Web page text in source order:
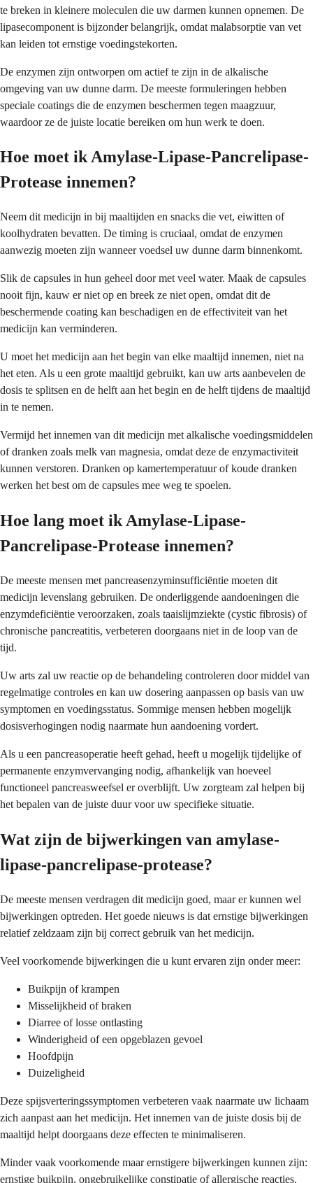
te breken in kleinere moleculen die uw darmen kunnen opnemen. De
lipasecomponent is bijzonder belangrijk, omdat malabsorptie van vet
kan leiden tot ernstige voedingstekorten.
De enzymen zijn ontworpen om actief te zijn in de alkalische
omgeving van uw dunne darm. De meeste formuleringen hebben
speciale coatings die de enzymen beschermen tegen maagzuur,
waardoor ze de juiste locatie bereiken om hun werk te doen.
Hoe moet ik Amylase-Lipase-Pancrelipase-
Protease innemen?
Neem dit medicijn in bij maaltijden en snacks die vet, eiwitten of
koolhydraten bevatten. De timing is cruciaal, omdat de enzymen
aanwezig moeten zijn wanneer voedsel uw dunne darm binnenkomt.
Slik de capsules in hun geheel door met veel water. Maak de capsules
nooit fijn, kauw er niet op en breek ze niet open, omdat dit de
beschermende coating kan beschadigen en de effectiviteit van het
medicijn kan verminderen.
U moet het medicijn aan het begin van elke maaltijd innemen, niet na
het eten. Als u een grote maaltijd gebruikt, kan uw arts aanbevelen de
dosis te splitsen en de helft aan het begin en de helft tijdens de maaltijd
in te nemen.
Vermijd het innemen van dit medicijn met alkalische voedingsmiddelen
of dranken zoals melk van magnesia, omdat deze de enzymactiviteit
kunnen verstoren. Dranken op kamertemperatuur of koude dranken
werken het best om de capsules mee weg te spoelen.
Hoe lang moet ik Amylase-Lipase-
Pancrelipase-Protease innemen?
De meeste mensen met pancreasenzyminsufficiëntie moeten dit
medicijn levenslang gebruiken. De onderliggende aandoeningen die
enzymdeficiëntie veroorzaken, zoals taaislijmziekte (cystic fibrosis) of
chronische pancreatitis, verbeteren doorgaans niet in de loop van de
tijd.
Uw arts zal uw reactie op de behandeling controleren door middel van
regelmatige controles en kan uw dosering aanpassen op basis van uw
symptomen en voedingsstatus. Sommige mensen hebben mogelijk
dosisverhogingen nodig naarmate hun aandoening vordert.
Als u een pancreasoperatie heeft gehad, heeft u mogelijk tijdelijke of
permanente enzymvervanging nodig, afhankelijk van hoeveel
functioneel pancreasweefsel er overblijft. Uw zorgteam zal helpen bij
het bepalen van de juiste duur voor uw specifieke situatie.
Wat zijn de bijwerkingen van amylase-
lipase-pancrelipase-protease?
De meeste mensen verdragen dit medicijn goed, maar er kunnen wel
bijwerkingen optreden. Het goede nieuws is dat ernstige bijwerkingen
relatief zeldzaam zijn bij correct gebruik van het medicijn.
Veel voorkomende bijwerkingen die u kunt ervaren zijn onder meer:
Buikpijn of krampen
Misselijkheid of braken
Diarree of losse ontlasting
Winderigheid of een opgeblazen gevoel
Hoofdpijn
Duizeligheid
Deze spijsverteringssymptomen verbeteren vaak naarmate uw lichaam
zich aanpast aan het medicijn. Het innemen van de juiste dosis bij de
maaltijd helpt doorgaans deze effecten te minimaliseren.
Minder vaak voorkomende maar ernstigere bijwerkingen kunnen zijn:
ernstige buikpijn, ongebruikelijke constipatie of allergische reacties.